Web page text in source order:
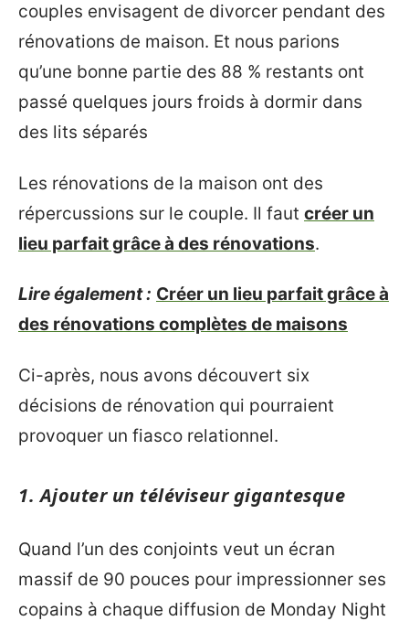
couples envisagent de divorcer pendant des
rénovations de maison. Et nous parions
qu’une bonne partie des 88 % restants ont
passé quelques jours froids à dormir dans
des lits séparés
Les rénovations de la maison ont des
répercussions sur le couple. Il faut créer un
lieu parfait grâce à des rénovations.
Lire également : Créer un lieu parfait grâce à
des rénovations complètes de maisons
Ci-après, nous avons découvert six
décisions de rénovation qui pourraient
provoquer un fiasco relationnel.
1. Ajouter un téléviseur gigantesque
Quand l’un des conjoints veut un écran
massif de 90 pouces pour impressionner ses
copains à chaque diffusion de Monday Night